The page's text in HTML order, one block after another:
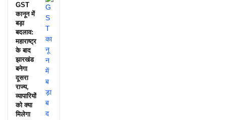
GST
कानून में
बड़ा
बदलाव:
महाराष्ट्र
के बाद
झारखंड
बनेगा
दूसरा
राज्य,
व्यापारियों
को क्या
मिलेगा